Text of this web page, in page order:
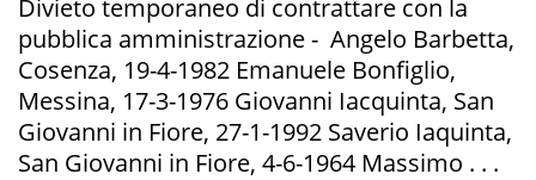
Divieto temporaneo di contrattare con la
pubblica amministrazione - Angelo Barbetta,
Cosenza, 19-4-1982 Emanuele Bonfiglio,
Messina, 17-3-1976 Giovanni Iacquinta, San
Giovanni in Fiore, 27-1-1992 Saverio Iaquinta,
San Giovanni in Fiore, 4-6-1964 Massimo . . .